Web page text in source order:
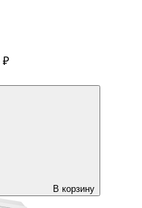
₽
В корзину